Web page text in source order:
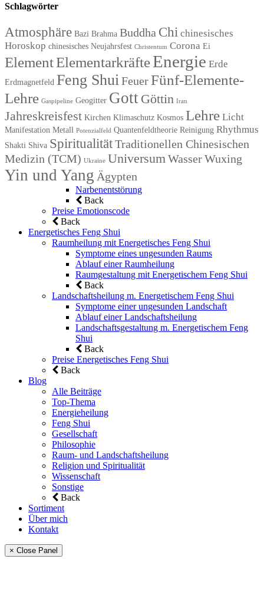
Schlagwörter
Atmosphäre Bazi Brahma Buddha Chi chinesisches
Horoskop chinesisches Neujahrsfest Christentum Corona Ei
ElementElementarkräfteEnergie Erde
Erdmagnetfeld Feng ShuiFeuerFünf-Elemente-
Lehre Gaspipeline Geogitter Gott Göttin Iran
Jahreskreisfest Kirchen Klimaschutz Kosmos Lehre Licht
Manifestation Metall Potenzialfeld Quantenfeldtheorie Reinigung Rhythmus
Shakti Shiva SpiritualitätTraditionellen Chinesischen
Medizin (TCM) Ukraine UniversumWasserWuxing
Yin und Yang Ägypten
Narbenentstörung
Back
Preise Emotionscode
Back
Energetisches Feng Shui
Raumheilung mit Energetisches Feng Shui
Symptome eines ungesunden Raums
Ablauf einer Raumheilung
Raumgestaltung mit Energetischem Feng Shui
Back
Landschaftsheilung m. Energetischem Feng Shui
Symptome einer ungesunden Landschaft
Ablauf einer Landschaftsheilung
Landschaftsgestaltung m. Energetischem Feng
Shui
Back
Preise Energetisches Feng Shui
Back
Blog
Alle Beiträge
Top-Thema
Energieheilung
Feng Shui
Gesellschaft
Philosophie
Raum- und Landschaftsheilung
Religion und Spiritualität
Wissenschaft
Sonstige
Back
Sortiment
Über mich
Kontakt
× Close Panel